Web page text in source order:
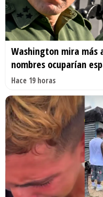
Washington mira más
nombres ocuparían
Hace 19 horas